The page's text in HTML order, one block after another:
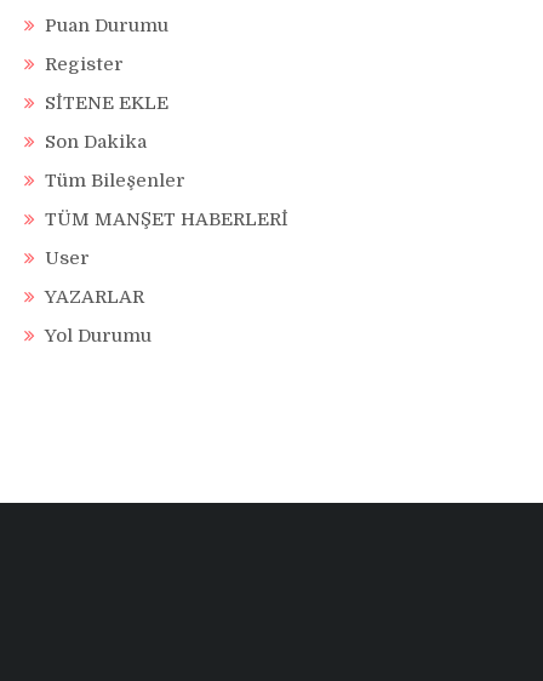
Puan Durumu
Register
SİTENE EKLE
Son Dakika
Tüm Bileşenler
TÜM MANŞET HABERLERİ
User
YAZARLAR
Yol Durumu